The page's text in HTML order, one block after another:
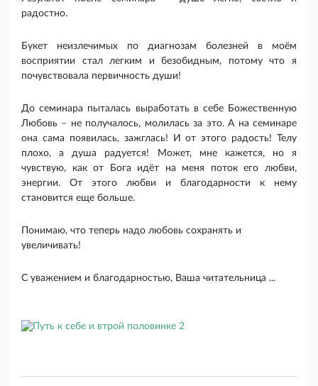
радостно.
Букет неизлечимых по диагнозам болезней в моём
восприятии стал легким и безобидным, потому что я
почувствовала первичность души!
До семинара пыталась выработать в себе Божественную
Любовь – не получалось, молилась за это. А на семинаре
она сама появилась, зажглась! И от этого радость! Телу
плохо, а душа радуется! Может, мне кажется, но я
чувствую, как от Бога идёт на меня поток его любви,
энергии. От этого любви и благодарности к нему
становится еще больше.
Понимаю, что теперь надо любовь сохранять и
увеличивать!
С уважением и благодарностью, Ваша читательница ...